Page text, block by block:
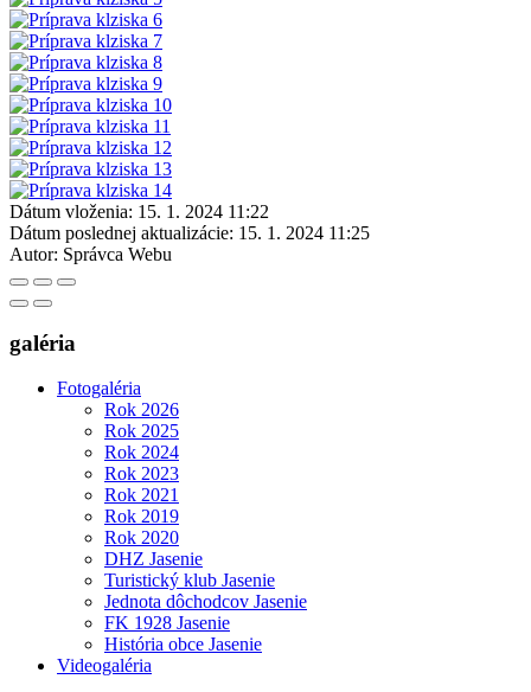
Dátum vloženia: 15. 1. 2024 11:22
Dátum poslednej aktualizácie: 15. 1. 2024 11:25
Autor: Správca Webu
galéria
Fotogaléria
Rok 2026
Rok 2025
Rok 2024
Rok 2023
Rok 2021
Rok 2019
Rok 2020
DHZ Jasenie
Turistický klub Jasenie
Jednota dôchodcov Jasenie
FK 1928 Jasenie
História obce Jasenie
Videogaléria